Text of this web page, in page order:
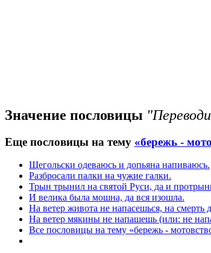
Значение пословицы
Еще пословицы на тему «бережь -
Щегольски одеваюсь и допьяна напиваюсь.
Разбросали палки на чужие галки.
Трын трынил на святой Руси, да и
И велика была мошна, да вся изошла.
На ветер живота не напасешься, на смерть
На ветер мякины не напашешь (или: не
Все пословицы на тему «бережь -